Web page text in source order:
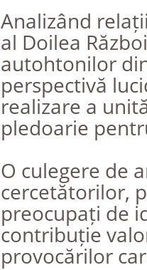
Analizând
al Doilea
autohtonilor
perspectivă
realizare a
pledoarie
O culegere de
cercetătorilor,
preocupați de
contribuție
provocărilor